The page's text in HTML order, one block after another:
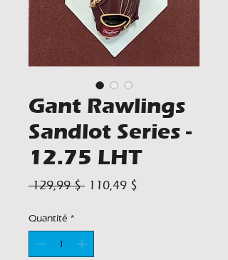
Gant Rawlings
Sandlot Series -
12.75 LHT
129,99 $ Prix
110,49 $
Quantité *